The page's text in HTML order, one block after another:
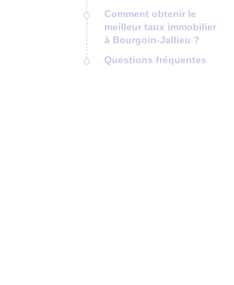
Comment obtenir le
meilleur taux immobilier
à Bourgoin-Jallieu ?
Questions fréquentes